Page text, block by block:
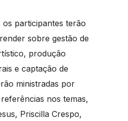
participantes terão
sobre gestão de
produção
e captação de
ministradas por
nos temas,
Priscilla Crespo,